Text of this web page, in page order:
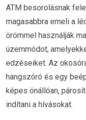
ATM besorolásnak
magasabbra emeli a
örömmel használják
üzemmódot,
edzéseiket. Az
hangszóró és egy
képes önállóan,
indítani a hívásokat.